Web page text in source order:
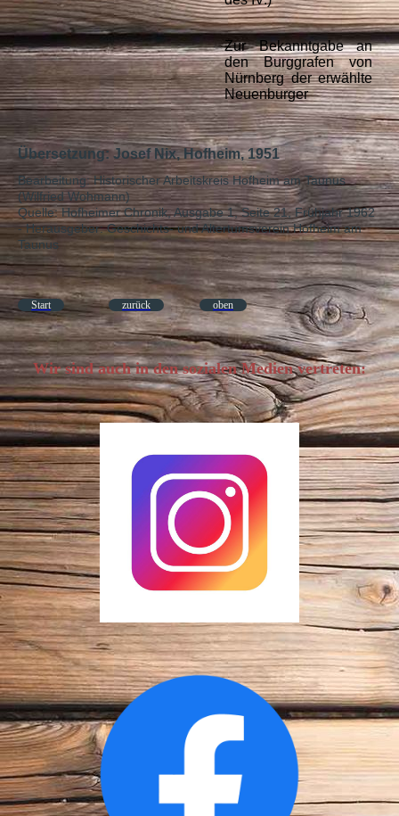
Zur Bekanntgabe an
den Burggrafen von
Nürnberg der erwählte
Neuenburger
Übersetzung: Josef Nix, Hofheim, 1951
Bearbeitung: Historischer Arbeitskreis Hofheim am Taunus
(Wilfried Wohmann)
Quelle: Hofheimer Chronik, Ausgabe 1, Seite 21, Frühjahr 1962
- Herausgeber: Geschichts- und Altertumsverein Hofheim am
Taunus
Start zurück oben
Wir sind auch in den sozialen Medien vertreten: